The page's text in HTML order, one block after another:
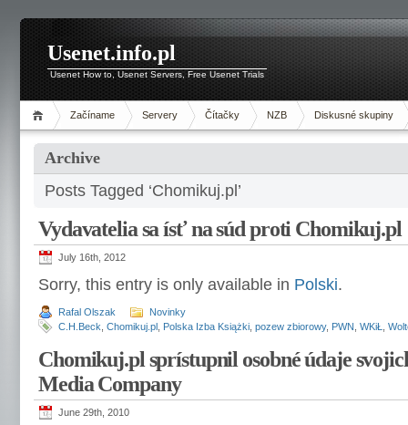
Usenet.info.pl
Usenet How to, Usenet Servers, Free Usenet Trials
Začíname Servery Čítačky NZB Diskusné skupiny
Archive
Posts Tagged ‘Chomikuj.pl’
Vydavatelia sa ísť na súd proti Chomikuj.pl
July 16th, 2012
Sorry, this entry is only available in Polski.
Rafal Olszak
Novinky
C.H.Beck Chomikuj.pl Polska Izba Książki pozew zbiorowy, PWN WKiŁ
Chomikuj.pl sprístupnil osobné údaje
Media Company
June 29th, 2010